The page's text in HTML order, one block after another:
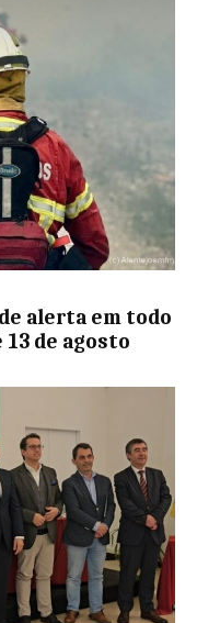
alerta em todo
de agosto